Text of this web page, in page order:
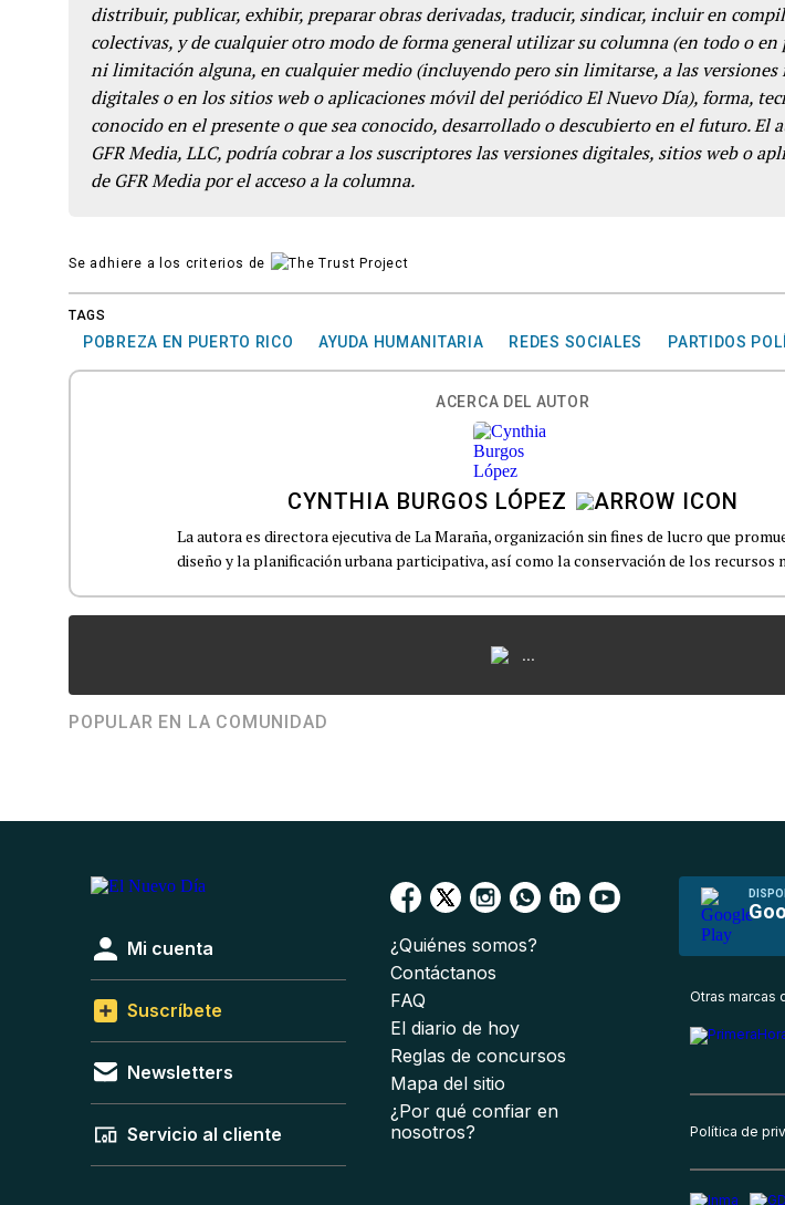
distribuir, publicar, exhibir, preparar obras derivadas, traducir, sindicar, incluir en
colectivas, y de cualquier otro modo de forma general utilizar su columna (en todo o en
ni limitación alguna, en cualquier medio (incluyendo pero sin limitarse, a las versiones
digitales o en los sitios web o aplicaciones móvil del periódico El Nuevo Día), forma,
conocido en el presente o que sea conocido, desarrollado o descubierto en el futuro. El
GFR Media, LLC, podría cobrar a los suscriptores las versiones digitales, sitios web o
de GFR Media por el acceso a la columna.
Se adhiere a los criterios de
TAGS
POBREZA EN PUERTO RICO AYUDA HUMANITARIA REDES SOCIALES PARTIDOS
ACERCA DEL AUTOR
CYNTHIA BURGOS LÓPEZ
La autora es directora ejecutiva de La Maraña, organización sin fines de lucro que
diseño y la planificación urbana participativa, así como la conservación de los recursos
...
POPULAR EN LA COMUNIDAD
Mi cuenta
Suscríbete
Newsletters
Servicio al cliente
¿Quiénes somos?
Contáctanos
FAQ
El diario de hoy
Reglas de concursos
Mapa del sitio
¿Por qué confiar en
nosotros?
Otras marcas
Política de